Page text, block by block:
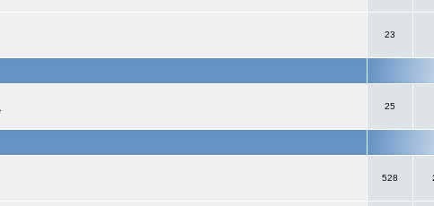
23
25
528